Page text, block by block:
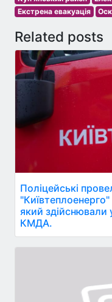
Екстрена евакуація
Related posts
Поліцейські
який здійснювали
КМДА.